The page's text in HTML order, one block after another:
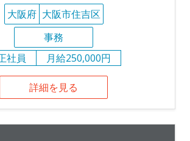
大阪府 大阪市住吉区
事務
社員
月給250,000円
詳細を見る